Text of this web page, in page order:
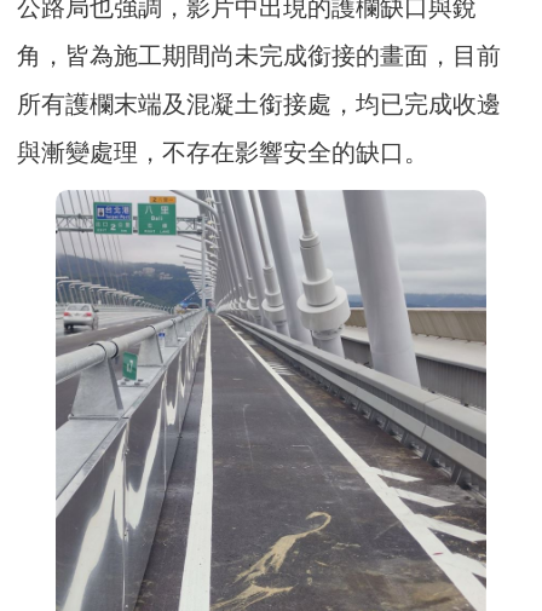
公路局也強調，影片中出現的護欄缺口與銳
角，皆為施工期間尚未完成銜接的畫面，目前
所有護欄末端及混凝土銜接處，均已完成收邊
與漸變處理，不存在影響安全的缺口。